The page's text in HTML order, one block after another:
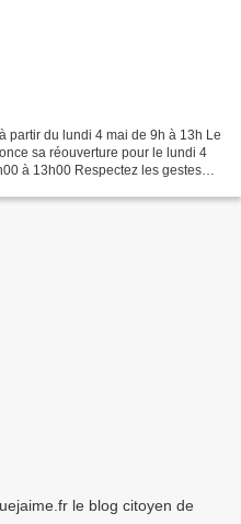
partir du lundi 4 mai de 9h à 13h Le
sa réouverture pour le lundi 4
à 13h00 Respectez les gestes
le blog citoyen de